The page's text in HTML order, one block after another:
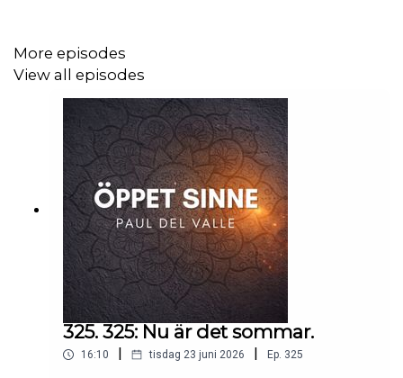
More episodes
View all episodes
325. 325: Nu är det sommar.
16:10 tisdag 23 juni 2026 Ep. 325